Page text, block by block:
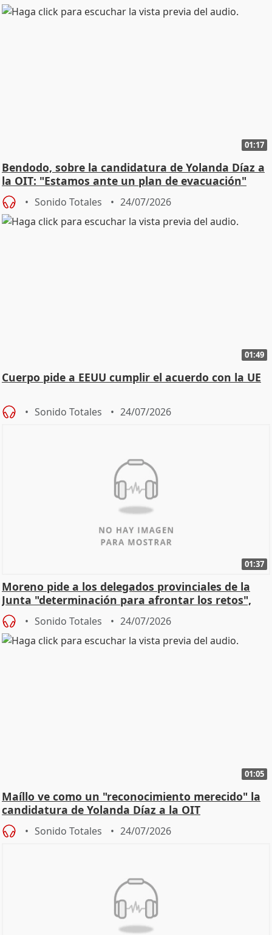
01:17
Bendodo, sobre la candidatura de Yolanda Díaz a
la OIT: "Estamos ante un plan de evacuación"
Sonido Totales 24/07/2026
01:49
Cuerpo pide a EEUU cumplir el acuerdo con la UE
Sonido Totales 24/07/2026
01:37
Moreno pide a los delegados provinciales de la
Junta "determinación para afrontar los retos",
diálog
Sonido Totales 24/07/2026
01:05
Maíllo ve como un "reconocimiento merecido" la
candidatura de Yolanda Díaz a la OIT
Sonido Totales 24/07/2026